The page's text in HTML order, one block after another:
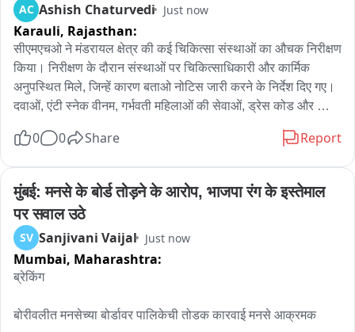
AC Ashish Chaturvedi Just now
Karauli, Rajasthan:
सीएमएचओ ने मंडरायल क्षेत्र की कई चिकित्सा संस्थाओं का औचक निरीक्षण
किया। निरीक्षण के दौरान संस्थाओं पर चिकित्साधिकारी और कार्मिक
अनुपस्थित मिले, जिन्हें कारण बताओ नोटिस जारी करने के निर्देश दिए गए।
दवाओं, एंटी स्नेक वीनम, गर्भवती महिलाओं की सेवाओं, ड्रेस कोड और
पीएचसी चंदेलीपुरा, पीएचसी औंड, शहरी आयुष्मान आरोग्य मंदिर मंडरायल,
संस्थाओं की व्यवस्थाओं का जायजा लिया गया। पीएचसी चंदेलीपुरा में
फार्मासिस्ट अनुपस्थित मिलीं, जबकि पीएचसी औंड में नर्सिंग ऑफिसर
अनुपस्थित पाए गए। यहां चिकित्सा अधिकारी के हस्ताक्षर कॉलम में डे ऑफ
दर्ज था, लेकिन निरीक्षण के दौरान वे संस्था में मौजूद मिले। शहरी आयुष्मान
आरोग्य मंदिर मंडरायल में ANM अनुपस्थित मिलीं। निरीक्षण के दौरान यह
भी जानकारी सामने आई कि चिकित्सा अधिकारी और स्वास्थ्यकर्मी ने
संस्था में नहीं आने की जानकारी भी मिली। पीएचसी नयागांव में चिकित्सा
0 0 Share Report
मुंबई: मनसे के बोर्ड तोड़ने के आरोप, भाजपा रंग के इस्तेमाल
पर सवाल उठे
SV Sanjivani Vaijal Just now
Mumbai, Maharashtra:
ब्रेकिंग
बोरीवलीत मनसेच्या बोर्डावर पालिकेची तोडक कारवाई मनसे आक्रमक